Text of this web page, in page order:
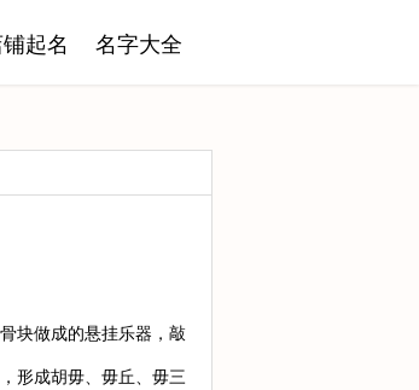
铺起名 名字大全
块做成的悬挂乐器，敲
形成胡毋、毋丘、毋三